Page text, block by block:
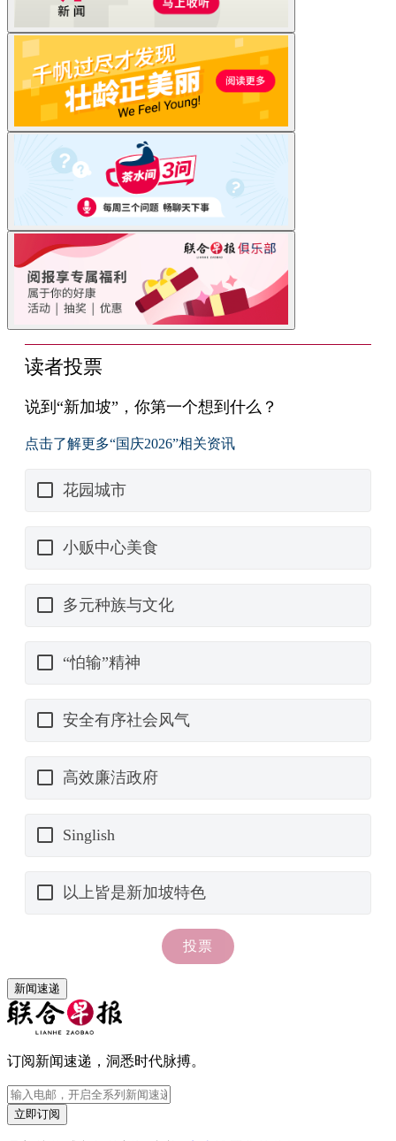
新闻速递
订阅新闻速递，洞悉时代脉搏。
立即订阅